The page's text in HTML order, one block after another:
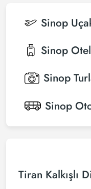
Sinop
Sinop Otel
Sinop
Sinop
Tiran Kalkışlı